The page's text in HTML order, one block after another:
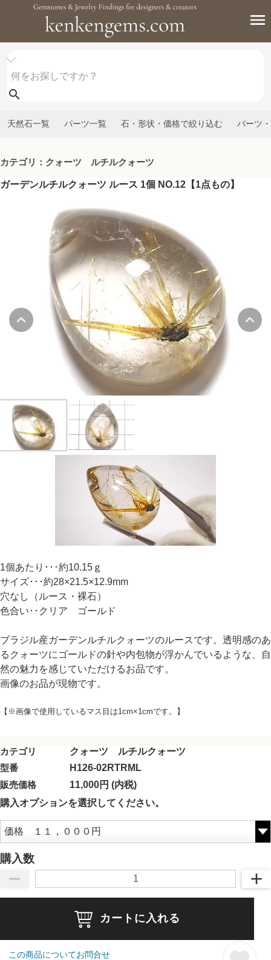
天然石一覧 パーツ一覧 石・形状・価格で絞り込む パーツ
カテゴリ：クォーツ ルチルクォーツ
ガーデンルチルクォーツ ルース 1個 NO.12【1点もの】
1個あたり･･･約10.15ｇ
サイズ･･･約28×21.5×12.9mm
穴なし（ルース・裸石）
色合い･･クリア ゴールド
ブラジル産ガーデンルチルクォーツのルースです。透明感のあ
るクォーツにゴールドの針や内包物が浮かんでいるような、自
然の魅力を感じていただけるお品です。
画像のお品が現物です。
【※画像で使用しているマス目は1cm×1cmです。】
カテゴリ
クォーツ ルチルクォーツ
型番
H126-02RTRML
販売価格
11,000円 (内税)
購入オプションを選択してください。
購入数
カートに入れる
この商品についてお問合せ